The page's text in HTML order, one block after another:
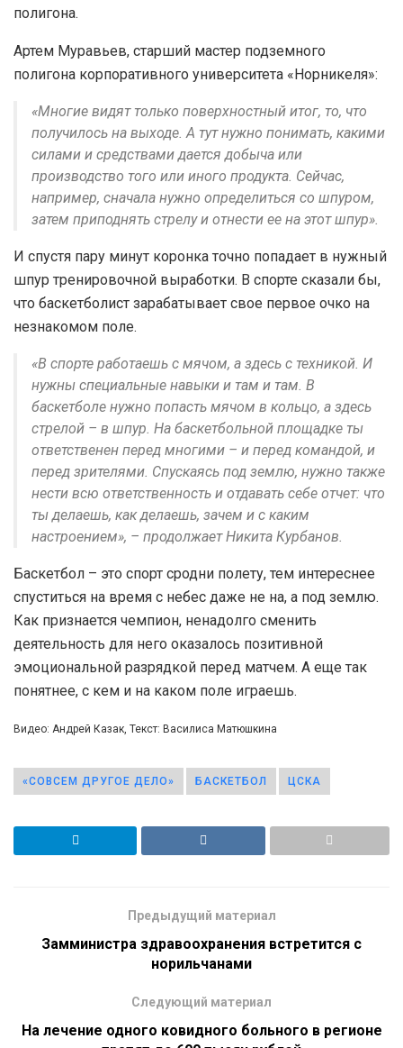
полигона.
Артем Муравьев, старший мастер подземного
полигона корпоративного университета «Норникеля»:
«Многие видят только поверхностный итог, то, что
получилось на выходе. А тут нужно понимать, какими
силами и средствами дается добыча или
производство того или иного продукта. Сейчас,
например, сначала нужно определиться со шпуром,
затем приподнять стрелу и отнести ее на этот шпур».
И спустя пару минут коронка точно попадает в нужный
шпур тренировочной выработки. В спорте сказали бы,
что баскетболист зарабатывает свое первое очко на
незнакомом поле.
«В спорте работаешь с мячом, а здесь с техникой. И
нужны специальные навыки и там и там. В
баскетболе нужно попасть мячом в кольцо, а здесь
стрелой – в шпур. На баскетбольной площадке ты
ответственен перед многими – и перед командой, и
перед зрителями. Спускаясь под землю, нужно также
нести всю ответственность и отдавать себе отчет: что
ты делаешь, как делаешь, зачем и с каким
настроением», – продолжает Никита Курбанов.
Баскетбол – это спорт сродни полету, тем интереснее
спуститься на время с небес даже не на, а под землю.
Как признается чемпион, ненадолго сменить
деятельность для него оказалось позитивной
эмоциональной разрядкой перед матчем. А еще так
понятнее, с кем и на каком поле играешь.
Видео: Андрей Казак, Текст: Василиса Матюшкина
«СОВСЕМ ДРУГОЕ ДЕЛО» БАСКЕТБОЛ ЦСКА
Предыдущий материал
Замминистра здравоохранения встретится с
норильчанами
Следующий материал
На лечение одного ковидного больного в регионе